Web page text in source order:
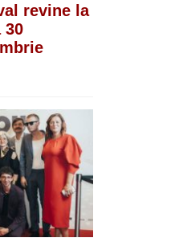
revine la
30